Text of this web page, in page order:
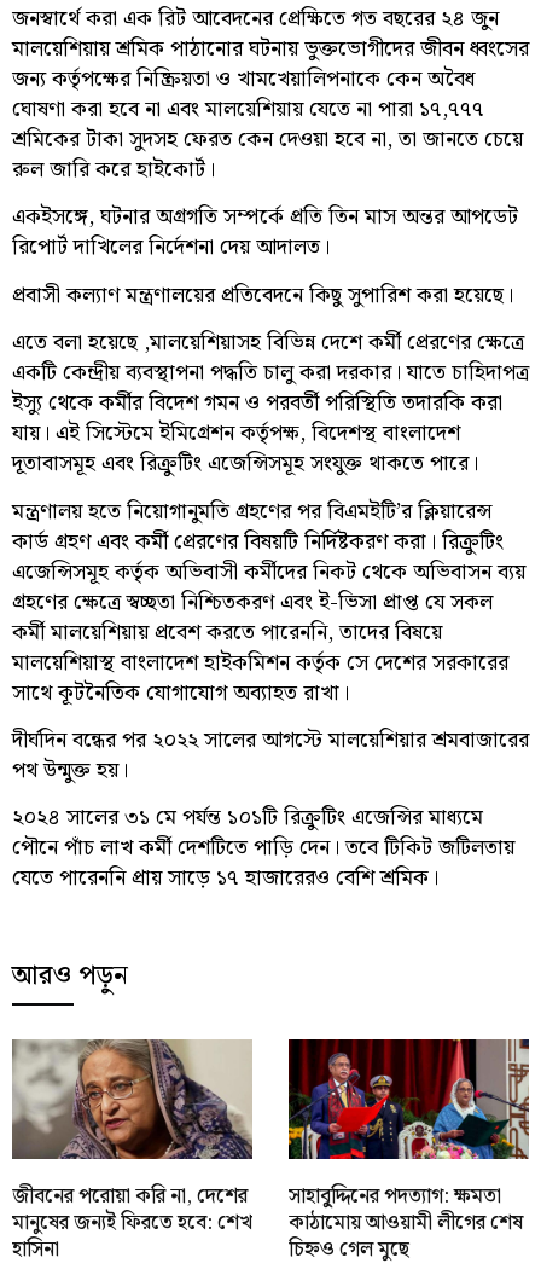
জনস্বার্থে করা এক রিট আবেদনের প্রেক্ষিতে গত বছরের ২৪ জুন
মালয়েশিয়ায় শ্রমিক পাঠানোর ঘটনায় ভুক্তভোগীদের জীবন ধ্বংসের
জন্য কর্তৃপক্ষের নিষ্ক্রিয়তা ও খামখেয়ালিপনাকে কেন অবৈধ
ঘোষণা করা হবে না এবং মালয়েশিয়ায় যেতে না পারা ১৭,৭৭৭
শ্রমিকের টাকা সুদসহ ফেরত কেন দেওয়া হবে না, তা জানতে চেয়ে
রুল জারি করে হাইকোর্ট।
একইসঙ্গে, ঘটনার অগ্রগতি সম্পর্কে প্রতি তিন মাস অন্তর আপডেট
রিপোর্ট দাখিলের নির্দেশনা দেয় আদালত।
প্রবাসী কল্যাণ মন্ত্রণালয়ের প্রতিবেদনে কিছু সুপারিশ করা হয়েছে।
এতে বলা হয়েছে ,মালয়েশিয়াসহ বিভিন্ন দেশে কর্মী প্রেরণের ক্ষেত্রে
একটি কেন্দ্রীয় ব্যবস্থাপনা পদ্ধতি চালু করা দরকার। যাতে চাহিদাপত্র
ইস্যু থেকে কর্মীর বিদেশ গমন ও পরবর্তী পরিস্থিতি তদারকি করা
যায়। এই সিস্টেমে ইমিগ্রেশন কর্তৃপক্ষ, বিদেশস্থ বাংলাদেশ
দূতাবাসমূহ এবং রিক্রুটিং এজেন্সিসমূহ সংযুক্ত থাকতে পারে।
মন্ত্রণালয় হতে নিয়োগানুমতি গ্রহণের পর বিএমইটি’র ক্লিয়ারেন্স
কার্ড গ্রহণ এবং কর্মী প্রেরণের বিষয়টি নির্দিষ্টকরণ করা। রিক্রুটিং
এজেন্সিসমূহ কর্তৃক অভিবাসী কর্মীদের নিকট থেকে অভিবাসন ব্যয়
গ্রহণের ক্ষেত্রে স্বচ্ছতা নিশ্চিতকরণ এবং ই-ভিসা প্রাপ্ত যে সকল
কর্মী মালয়েশিয়ায় প্রবেশ করতে পারেননি, তাদের বিষয়ে
মালয়েশিয়াস্থ বাংলাদেশ হাইকমিশন কর্তৃক সে দেশের সরকারের
সাথে কূটনৈতিক যোগাযোগ অব্যাহত রাখা।
দীর্ঘদিন বন্ধের পর ২০২২ সালের আগস্টে মালয়েশিয়ার শ্রমবাজারের
পথ উন্মুক্ত হয়।
২০২৪ সালের ৩১ মে পর্যন্ত ১০১টি রিক্রুটিং এজেন্সির মাধ্যমে
পৌনে পাঁচ লাখ কর্মী দেশটিতে পাড়ি দেন। তবে টিকিট জটিলতায়
যেতে পারেননি প্রায় সাড়ে ১৭ হাজারেরও বেশি শ্রমিক।
আরও পড়ুন
জীবনের পরোয়া করি না, দেশের
মানুষের জন্যই ফিরতে হবে: শেখ
হাসিনা
সাহাবু্দ্দিনের পদত্যাগ: ক্ষমতা
কাঠামোয় আওয়ামী লীগের শেষ
চিহ্নও গেল মুছে